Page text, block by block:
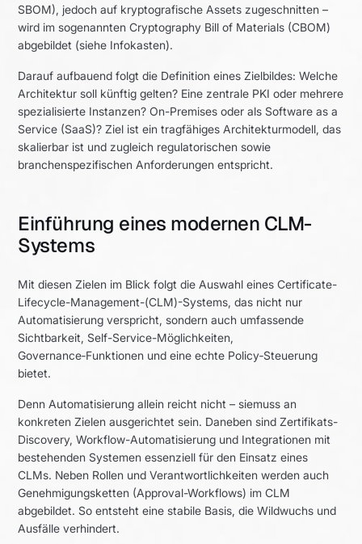
SBOM), jedoch auf kryptografische Assets zugeschnitten –
wird im sogenannten Cryptography Bill of Materials (CBOM)
abgebildet (siehe Infokasten).
Darauf aufbauend folgt die Definition eines Zielbildes: Welche
Architektur soll künftig gelten? Eine zentrale PKI oder mehrere
spezialisierte Instanzen? On-Premises oder als Software as a
Service (SaaS)? Ziel ist ein tragfähiges Architekturmodell, das
skalierbar ist und zugleich regulatorischen sowie
branchenspezifischen Anforderungen entspricht.
Einführung eines modernen CLM-
Systems
Mit diesen Zielen im Blick folgt die Auswahl eines Certificate-
Lifecycle-Management-(CLM)-Systems, das nicht nur
Automatisierung verspricht, sondern auch umfassende
Sichtbarkeit, Self-Service-Möglichkeiten,
Governance‑Funktionen und eine echte Policy‑Steuerung
bietet.
Denn Automatisierung allein reicht nicht – siemuss an
konkreten Zielen ausgerichtet sein. Daneben sind Zertifikats-
Discovery, Workflow-Automatisierung und Integrationen mit
bestehenden Systemen essenziell für den Einsatz eines
CLMs. Neben Rollen und Verantwortlichkeiten werden auch
Genehmigungsketten (Approval-Workflows) im CLM
abgebildet. So entsteht eine stabile Basis, die Wildwuchs und
Ausfälle verhindert.